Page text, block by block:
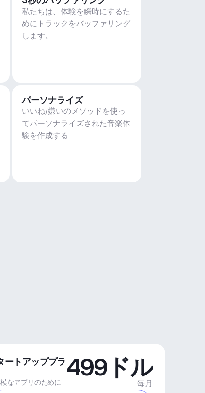
私たちは、体験を瞬時にするた
めにトラックをバッファリング
します。
パーソナライズ
いいね/嫌いのメソッドを使っ
てパーソナライズされた音楽体
験を作成する
ートアッププラ
なアプリのために
499ドル
毎月